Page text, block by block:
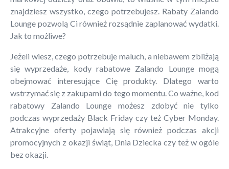
znajdziesz wszystko, czego potrzebujesz. Rabaty Zalando
Lounge pozwolą Ci również rozsądnie zaplanować wydatki.
Jak to możliwe?
Jeżeli wiesz, czego potrzebuje maluch, a niebawem zbliżają
się wyprzedaże, kody rabatowe Zalando Lounge mogą
obejmować interesujące Cię produkty. Dlatego warto
wstrzymać się z zakupami do tego momentu. Co ważne, kod
rabatowy Zalando Lounge możesz zdobyć nie tylko
podczas wyprzedaży Black Friday czy też Cyber Monday.
Atrakcyjne oferty pojawiają się również podczas akcji
promocyjnych z okazji świąt, Dnia Dziecka czy też w ogóle
bez okazji.